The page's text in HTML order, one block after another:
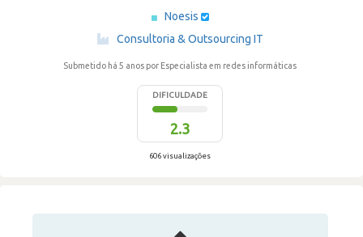
Noesis
·
Consultoria & Outsourcing IT
Submetido há 5 anos por Especialista em redes informáticas
DIFICULDADE
2.3
606 visualizações